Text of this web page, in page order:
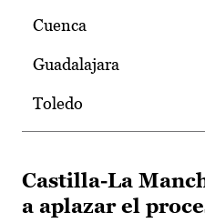
Cuenca
Guadalajara
Toledo
Castilla-La
a aplazar el